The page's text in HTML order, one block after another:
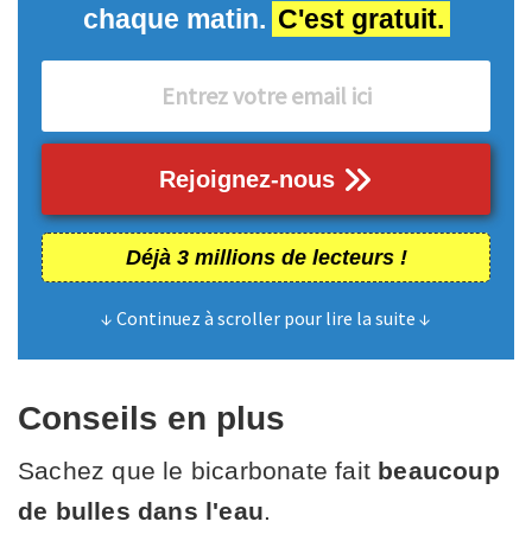
chaque matin. C'est gratuit.
Rejoignez-nous
Déjà 3 millions de lecteurs !
↓ Continuez à scroller pour lire la suite ↓
Conseils en plus
Sachez que le bicarbonate fait beaucoup
de bulles dans l'eau